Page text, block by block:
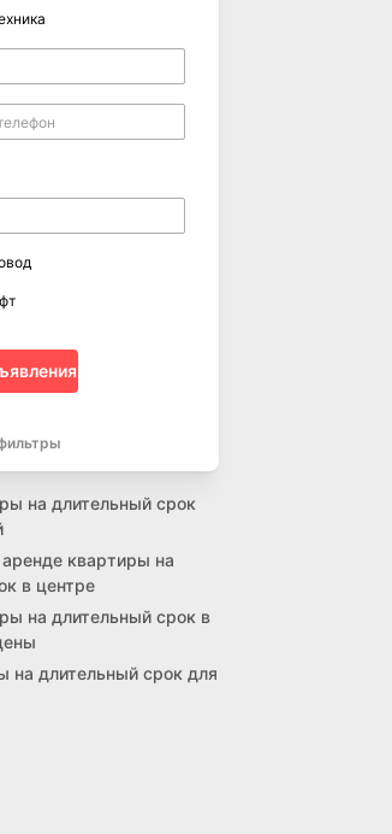
на длительный срок
квартиры на
в центре
на длительный срок в
на длительный срок для